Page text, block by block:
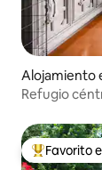
Alojamiento
Refugio
Favorito
Favorito